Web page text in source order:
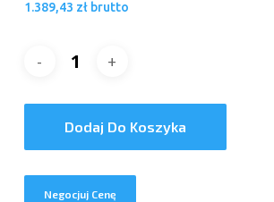
1.389,43 zł brutto
Dodaj Do Koszyka
Negocjuj Cenę